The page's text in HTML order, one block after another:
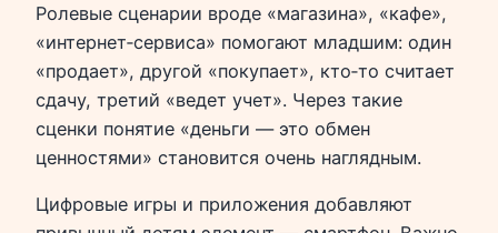
Ролевые сценарии вроде «магазина», «кафе»,
«интернет‑сервиса» помогают младшим: один
«продает», другой «покупает», кто‑то считает
сдачу, третий «ведет учет». Через такие
сценки понятие «деньги — это обмен
ценностями» становится очень наглядным.
Цифровые игры и приложения добавляют